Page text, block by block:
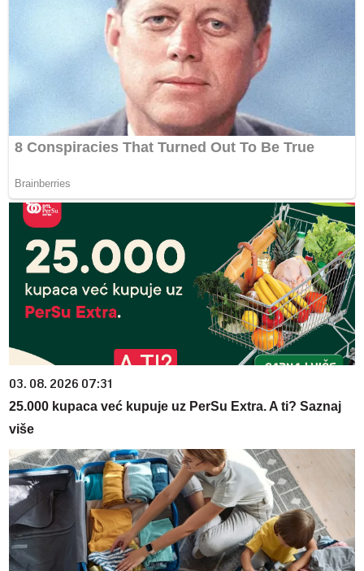
03. 08. 2026 07:31
25.000 kupaca već kupuje uz PerSu Extra. A ti? Saznaj
više